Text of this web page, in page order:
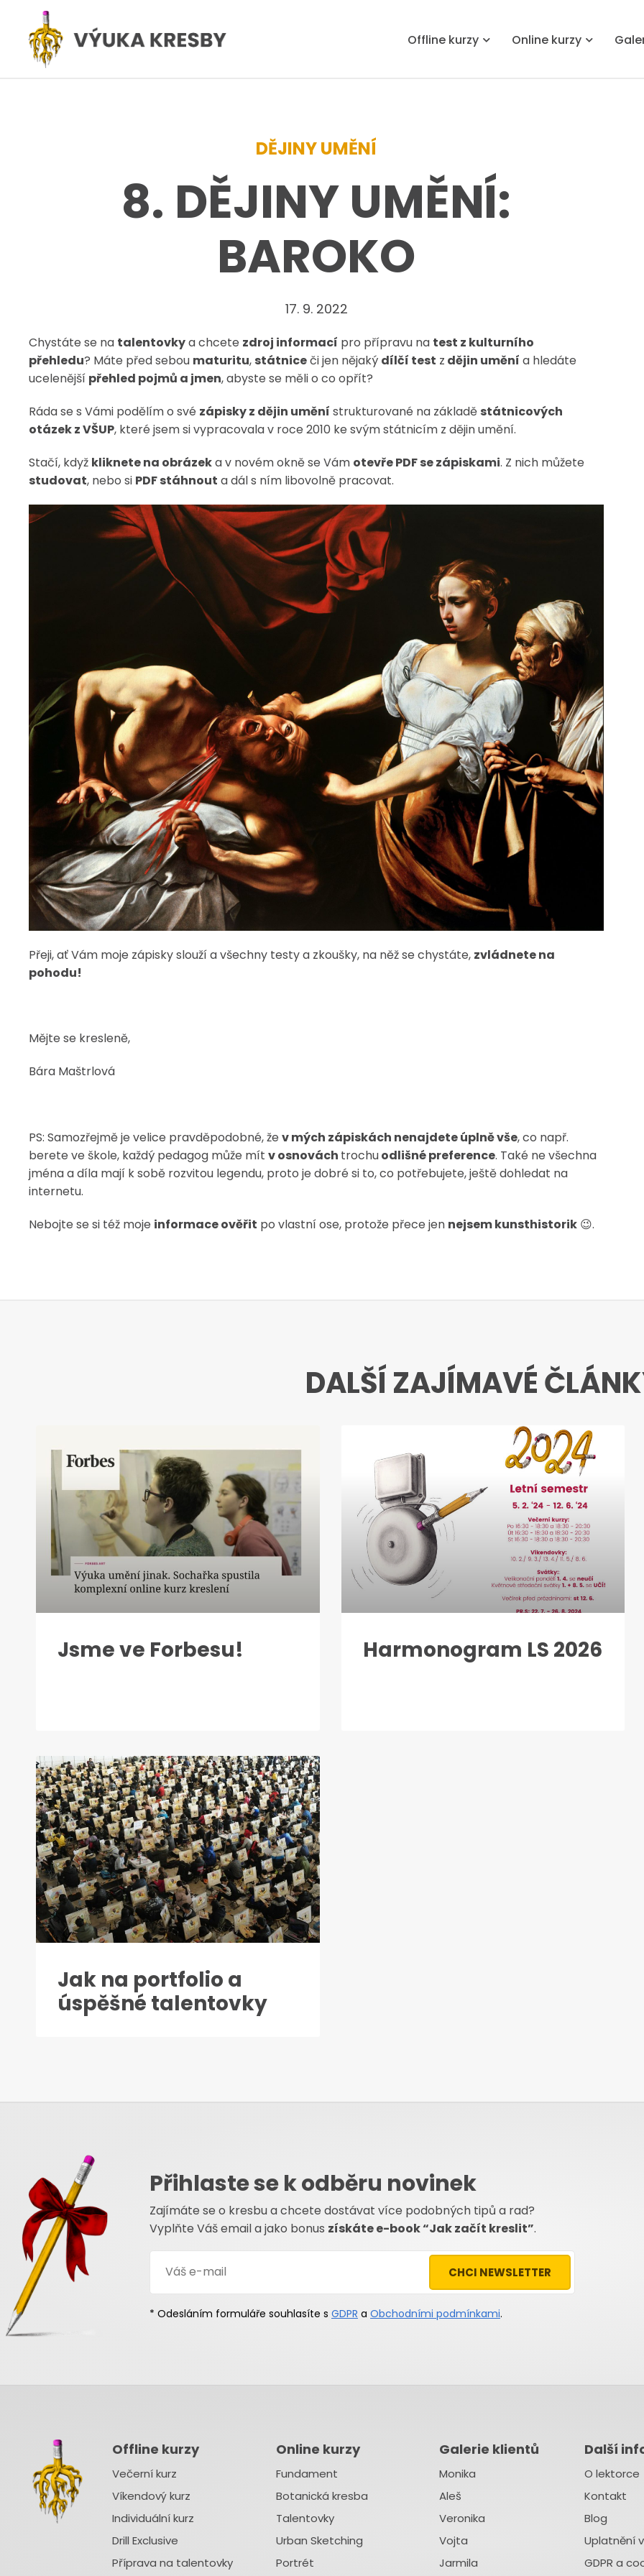
Offline kurzy Online kurzy
DĚJINY UMĚNÍ
8. DĚJINY UMĚNÍ:
BAROKO
17. 9. 2022
Chystáte se na talentovkya chcete zdroj informací pro přípravu na test z kulturního
přehledu? Máte před sebou maturitu, státniceči jen nějaký dílčí test z dějin umění a hledáte
ucelenější přehled pojmů a jmen, abyste se měli o co opřít?
Ráda se s Vámi podělím o své zápisky z dějin umění strukturované na základě státnicových
otázek z VŠUP, které jsem si vypracovala v roce 2010 ke svým státnicím z dějin umění.
Stačí, když kliknete na obrázeka v novém okně se Vám otevře PDF se zápiskami. Z nich můžete
studovat, nebo si PDF stáhnout a dál s ním libovolně pracovat.
Přeji, ať Vám moje zápisky slouží a všechny testy a zkoušky, na něž se chystáte, zvládnete na
pohodu!
Mějte se kresleně,
Bára Maštrlová
PS: Samozřejmě je velice pravděpodobné, že v mých zápiskách nenajdete úplně vše, co např.
berete ve škole, každý pedagog může mít v osnovách trochuodlišné preference. Také ne všechna
jména a díla mají k sobě rozvitou legendu, proto je dobré si to, co potřebujete, ještě dohledat na
internetu.
Nebojte se si též moje informace ověřit po vlastní ose, protože přece jen nejsem kunsthistorik 😉.
DALŠÍ ZAJÍMAVÉ
Jsme ve Forbesu! Harmonogram LS 2026
Jak na portfolio a
úspěšné talentovky
Přihlaste se k odběru novinek
Zajímáte se o kresbu a chcete dostávat více podobných tipů a rad?
Vyplňte Váš email a jako bonus získáte e-book “Jak začít kreslit”.
CHCI NEWSLETTER
* Odesláním formuláře souhlasíte s GDPR a Obchodními podmínkami.
Offline kurzy
Večerní kurz
Víkendový kurz
Individuální kurz
Drill Exclusive
Příprava na talentovky
Online kurzy
Fundament
Botanická kresba
Talentovky
Urban Sketching
Portrét
Galerie klientů
Monika
Aleš
Veronika
Vojta
Jarmila
Další
O lektorce
Kontakt
Blog
Uplatnění
GDPR a